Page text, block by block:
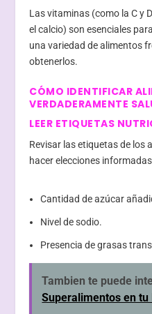
Las vitaminas (como la C y
el calcio) son esenciales
una variedad de alimentos
obtenerlos.
CÓMO IDENTIFICAR
VERDADERAMENTE
LEER ETIQUETAS
Revisar las etiquetas de los
hacer elecciones
Cantidad de azúcar
Nivel de sodio.
Presencia de grasas
Tambien te puede
Superalimentos en tu